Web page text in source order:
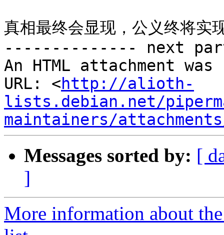
真相最终会显现，公义终将实
-------------- next
An HTML attachment
URL: <http://alioth-
lists.debian.net/
maintainers/
Messages sorted by: [
]
More information about